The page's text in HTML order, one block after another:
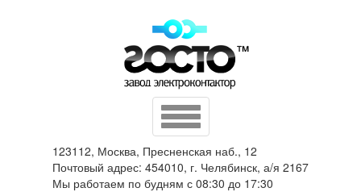
Toggle
navigation
123112, Москва, Пресненская наб., 12
Почтовый адрес: 454010, г. Челябинск, а/я 2167
Мы работаем по будням с 08:30 до 17:30